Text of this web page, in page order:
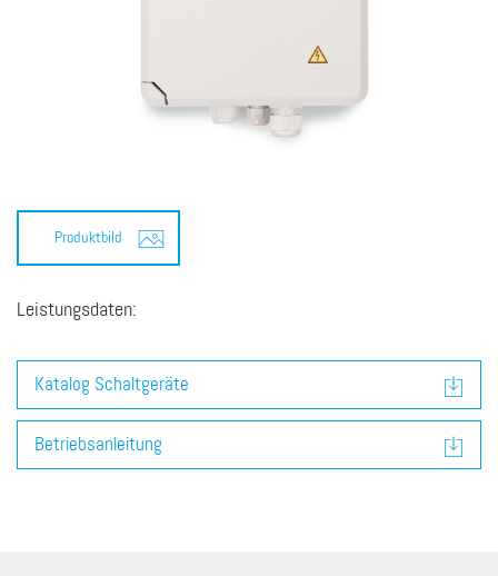
Produktbild
Leistungsdaten:
Katalog Schaltgeräte
Betriebsanleitung